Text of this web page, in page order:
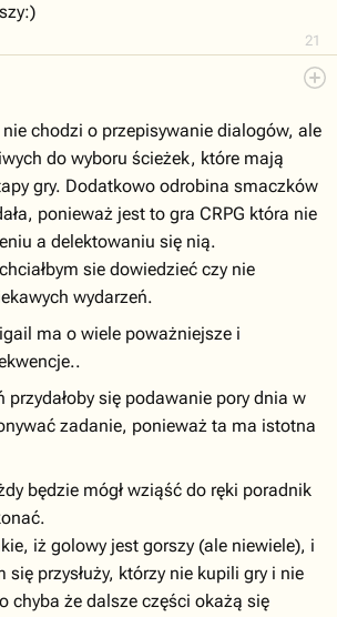
21
chodzi o przepisywanie dialogów, ale
do wyboru ścieżek, które mają
gry. Dodatkowo odrobina smaczków
ponieważ jest to gra CRPG która nie
a delektowaniu się nią.
sie dowiedzieć czy nie
wydarzeń.
ma o wiele poważniejsze i
przydałoby się podawanie pory dnia w
zadanie, ponieważ ta ma istotna
będzie mógł wziąść do ręki poradnik
iż golowy jest gorszy (ale niewiele), i
przysłuży, którzy nie kupili gry i nie
chyba że dalsze części okażą się